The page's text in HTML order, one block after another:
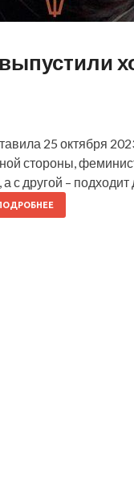
25 октября
стороны,
с другой –